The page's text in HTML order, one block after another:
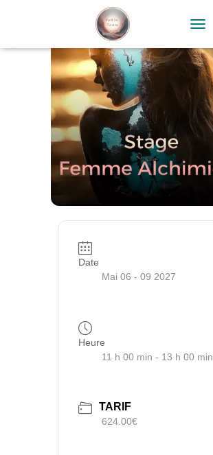
Date
Mai 06 - 09 2027
Heure
11 h 00 min - 13 h 00 min
TARIF
624.00€